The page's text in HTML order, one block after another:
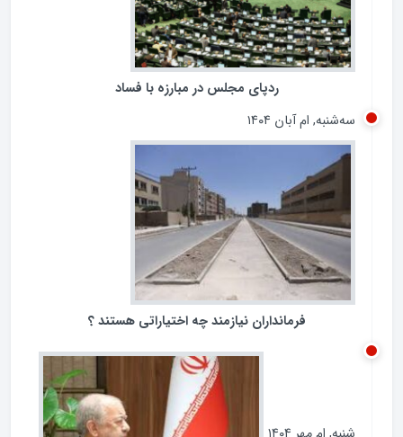
ردپای مجلس در مبارزه با فساد
سه‌شنبه, ام آبان ۱۴۰۴
فرمانداران نیازمند چه اختیاراتی هستند ؟